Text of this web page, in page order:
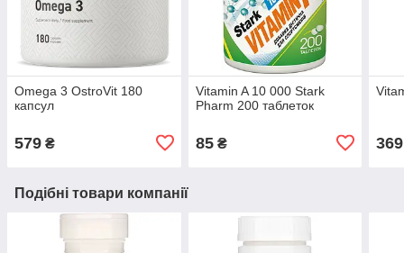
Omega 3 OstroVit 180
капсул
579 ₴
Vitamin A 10 000 Stark
Pharm 200 таблеток
85₴ 369
Подібні товари компанії